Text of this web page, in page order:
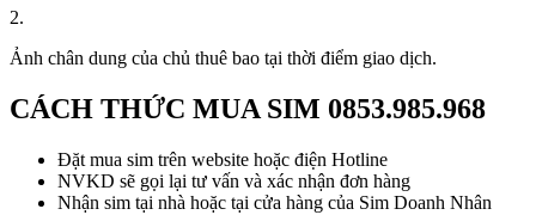
2.
Ảnh chân dung của chủ thuê bao tại thời điểm giao dịch.
CÁCH THỨC MUA SIM 0853.985.968
Đặt mua sim trên website hoặc điện Hotline
NVKD sẽ gọi lại tư vấn và xác nhận đơn hàng
Nhận sim tại nhà hoặc tại cửa hàng của Sim Doanh Nhân